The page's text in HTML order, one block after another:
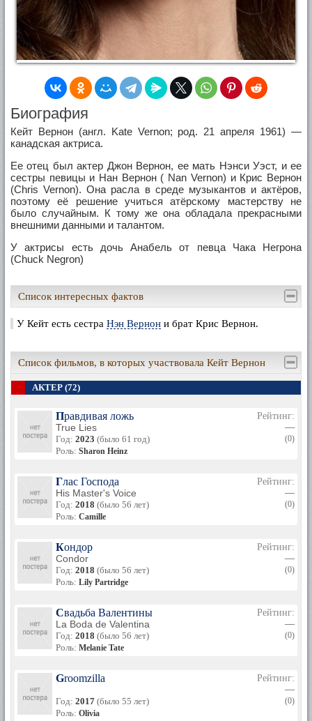
Биография
Кейт Вернон (англ. Kate Vernon; род. 21 апреля 1961) —
канадская актриса.
Ее отец был актер Джон Вернон, ее мать Нэнси Уэст, и ее
сестры певицы и Нан Вернон ( Nan Vernon) и Крис Вернон
(Chris Vernon). Она расла в среде музыкантов и актёров,
поэтому её решение учиться атёрскому мастерству не
было случайным. К тому же она обладала прекрасными
внешними данными и талантом.
У актрисы есть дочь Анабель от певца Чака Негрона
(Chuck Negron)
Прескотт на CBS в сериале Фалкон Крест (1984—1985),
Бенни Хансон в комедии «Милашка в розовом» (1986) и
Эллен Тай Звездный крейсер Галактика.
Список интересных фактов
У Кейт есть сестра Нэн Вернон и брат Крис Вернон.
Список фильмов, в которых участвовала Кейт Вернон
АКТЕР (72)
Правдивая ложь
True Lies
Год: 2023 (было 61 год)
Роль: Sharon Heinz
Рейтинг:
—
(0)
Глас Господа
His Master's Voice
Год: 2018 (было 56 лет)
Роль: Camille
Рейтинг:
—
(0)
Кондор
Condor
Год: 2018 (было 56 лет)
Роль: Lily Partridge
Рейтинг:
—
(0)
Свадьба Валентины
La Boda de Valentina
Год: 2018 (было 56 лет)
Роль: Melanie Tate
Рейтинг:
—
(0)
Groomzilla
Год: 2017 (было 55 лет)
Роль: Olivia
Рейтинг:
—
(0)